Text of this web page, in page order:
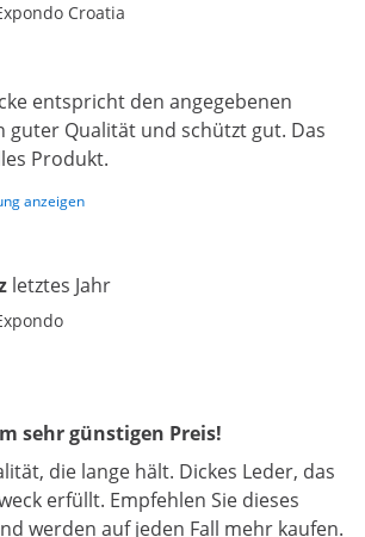
Croatia
entspricht den angegebenen
guter Qualität und schützt gut. Das
Produkt.
anzeigen
letztes Jahr
sehr günstigen Preis!
die lange hält. Dickes Leder, das
erfüllt. Empfehlen Sie dieses
werden auf jeden Fall mehr kaufen.